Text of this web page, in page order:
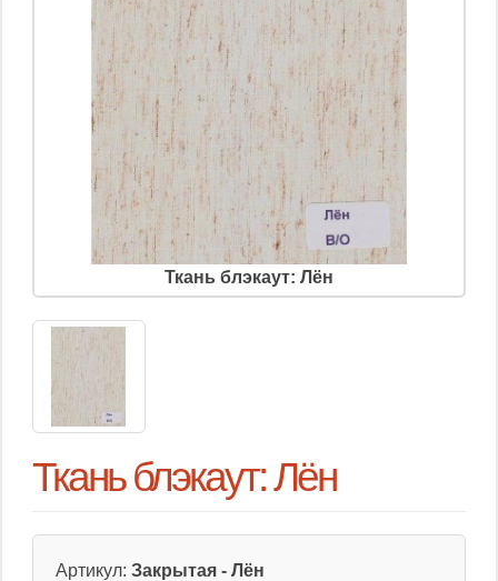
Ткань блэкаут: Лён
Ткань блэкаут: Лён
Артикул: Закрытая - Лён